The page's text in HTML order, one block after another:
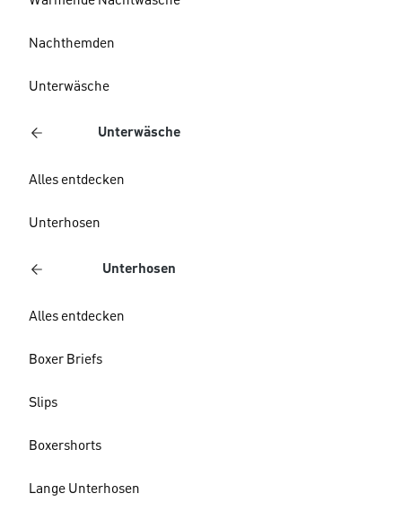
Nachthemden
Unterwäsche
Unterwäsche
Alles entdecken
Unterhosen
Unterhosen
Alles entdecken
Boxer Briefs
Slips
Boxershorts
Lange Unterhosen